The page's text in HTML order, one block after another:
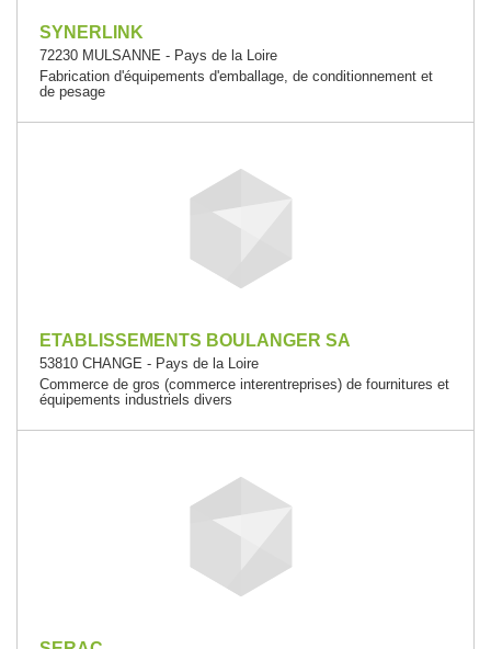
SYNERLINK
72230 MULSANNE - Pays de la Loire
Fabrication d'équipements d'emballage, de conditionnement et
de pesage
ETABLISSEMENTS BOULANGER SA
53810 CHANGE - Pays de la Loire
Commerce de gros (commerce interentreprises) de fournitures et
équipements industriels divers